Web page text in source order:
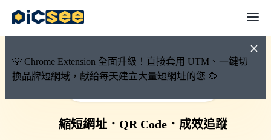
💡 Chrome Extension 全面升級！直接套用 UTM、一鍵切
換品牌短網域，獻給每天建立大量短網址的您 🌻
🚀 PicSee 短網址永久有效
縮短網址． QR Code． 成效追蹤